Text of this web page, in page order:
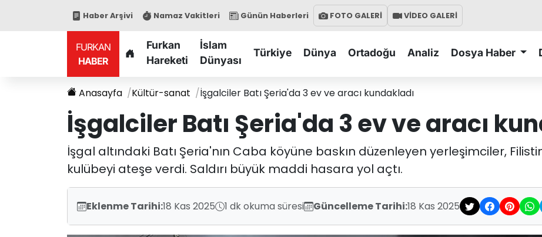
Haber Arşivi Namaz Vakitleri Günün Haberleri FOTO GALERİ VİDEO GALERİ
FURKAN
HABER
Furkan
Hareketi
İslam
Dünyası
Türkiye Dünya Ortadoğu Analiz Dosya Haber
Anasayfa Kültür-sanat İşgalciler Batı Şeria'da 3 ev ve aracı kundakladı
İşgalciler Batı Şeria'da 3 ev ve aracı
İşgal altındaki Batı Şeria'nın Caba köyüne baskın düzenleyen yerleşimciler,
kulübeyi ateşe verdi. Saldırı büyük maddi hasara yol açtı.
Eklenme Tarihi:18 Kas 2025 1 dk okuma süresi Güncelleme Tarihi:18 Kas 2025